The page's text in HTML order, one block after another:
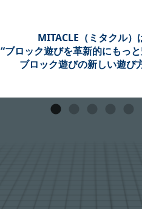
MITACLE（ミタクル）
“ブロック遊びを革新的にもっ
ブロック遊びの新しい遊び